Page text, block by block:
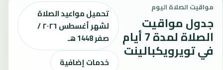
مواقيت الصلاة اليوم
جدول مواقيت
الصلاة لمدة 7 أيام
في تويرويكبالينت
تحميل مواعيد الصلاة
لشهر أغسطس ٢٠٢٦ /
صفر 1448 هـ
خدمات إضافية